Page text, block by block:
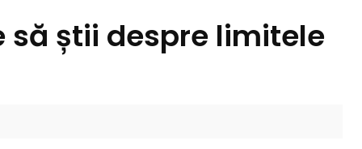
să știi despre limitele